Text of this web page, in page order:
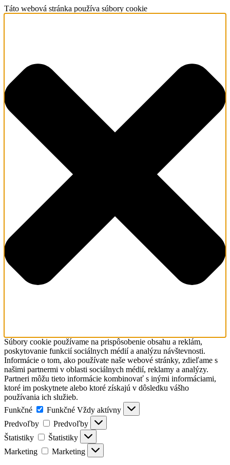
Táto webová stránka používa súbory cookie
Súbory cookie používame na prispôsobenie obsahu a reklám,
poskytovanie funkcií sociálnych médií a analýzu návštevnosti.
Informácie o tom, ako používate naše webové stránky, zdieľame s
našimi partnermi v oblasti sociálnych médií, reklamy a analýzy.
Partneri môžu tieto informácie kombinovať s inými informáciami,
ktoré im poskytnete alebo ktoré získajú v dôsledku vášho
používania ich služieb.
Funkčné
Funkčné Vždy aktívny
Predvoľby
Predvoľby
Štatistiky
Štatistiky
Marketing
Marketing